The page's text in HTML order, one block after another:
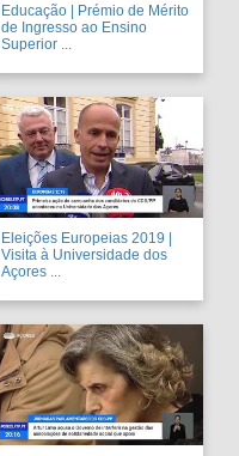
Educação | Prémio de Mérito
de Ingresso ao Ensino
Superior ...
Eleições Europeias 2019 |
Visita à Universidade dos
Açores ...